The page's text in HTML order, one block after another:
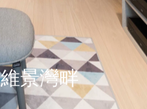
維景灣畔